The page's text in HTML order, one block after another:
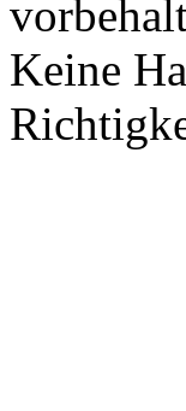
Keine